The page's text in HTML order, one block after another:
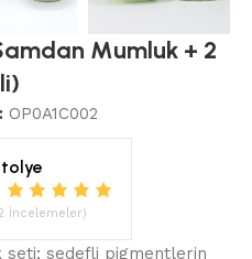
Mumluk + 2
OP0A1C002
İncelemeler)
seti; sedefli pigmentlerin